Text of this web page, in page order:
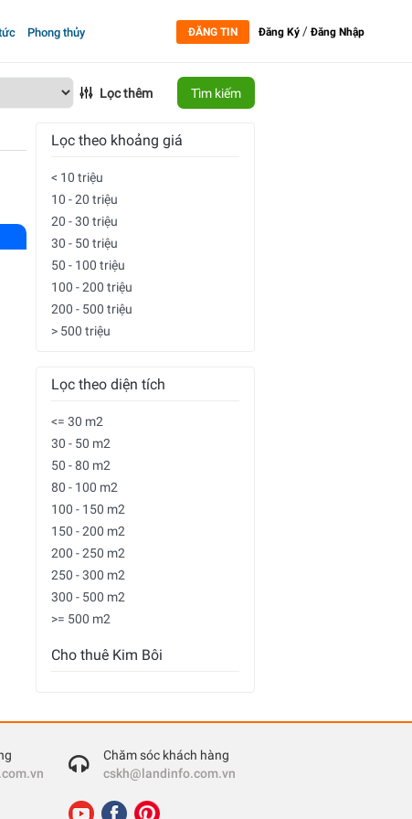
Phong thủy ĐĂNG TIN Đăng Ký /Đăng Nhập
Lọc thêm Tìm kiếm
Lọc theo khoảng giá
< 10 triệu
10 - 20 triệu
20 - 30 triệu
30 - 50 triệu
50 - 100 triệu
100 - 200 triệu
200 - 500 triệu
> 500 triệu
Lọc theo diện tích
<= 30 m2
30 - 50 m2
50 - 80 m2
80 - 100 m2
100 - 150 m2
150 - 200 m2
200 - 250 m2
250 - 300 m2
300 - 500 m2
>= 500 m2
Cho thuê Kim Bôi
Chăm sóc khách hàng
cskh@landinfo.com.vn